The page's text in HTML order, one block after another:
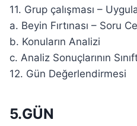
11. Grup çalışması –
a. Beyin Fırtınası – Soru
b. Konuların Analizi
c. Analiz Sonuçlarının
12. Gün Değerlendirmesi
5.GÜN